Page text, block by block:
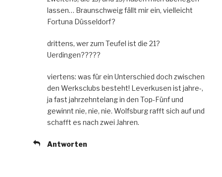
lassen… Braunschweig fällt mir ein, vielleicht
Fortuna Düsseldorf?
drittens, wer zum Teufel ist die 21?
Uerdingen?????
viertens: was für ein Unterschied doch zwischen
den Werksclubs besteht! Leverkusen ist jahre-,
ja fast jahrzehntelang in den Top-Fünf und
gewinnt nie, nie, nie. Wolfsburg rafft sich auf und
schafft es nach zwei Jahren.
Antworten